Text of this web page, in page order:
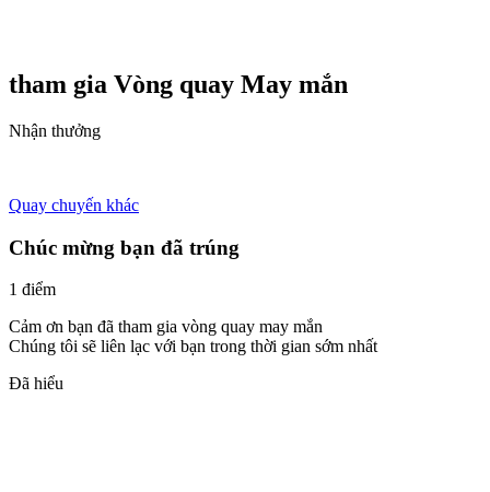
tham gia Vòng quay May mắn
Nhận thưởng
Quay chuyến khác
Chúc mừng bạn đã trúng
1 điểm
Cảm ơn bạn đã tham gia vòng quay may mắn
Chúng tôi sẽ liên lạc với bạn trong thời gian sớm nhất
Đã hiểu